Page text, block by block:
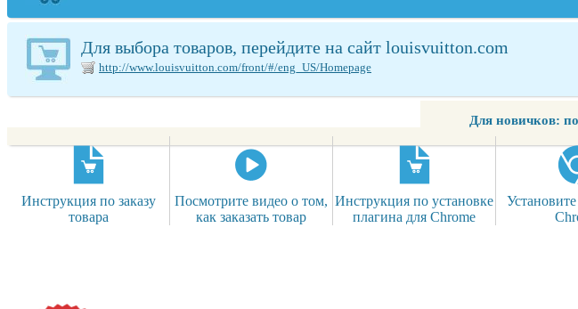
Для выбора товаров, перейдите на сайт louisvuitton.com
http://www.louisvuitton.com/front/#/eng_US/Homepage
Для новичков:
Инструкция по заказу
товара
Посмотрите видео о том,
как заказать товар
Инструкция по установке
плагина для Chrome